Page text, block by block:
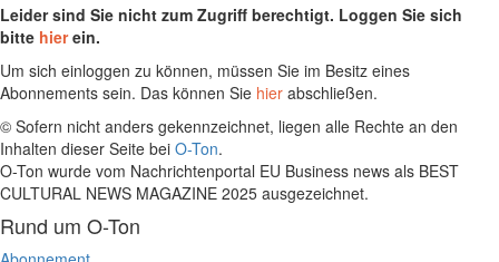
Leider sind Sie nicht zum Zugriff berechtigt. Loggen Sie sich
bitte hierein.
Um sich einloggen zu können, müssen Sie im Besitz eines
Abonnements sein. Das können Sie hier abschließen.
© Sofern nicht anders gekennzeichnet, liegen alle Rechte an den
Inhalten dieser Seite bei O-Ton.
O-Ton wurde vom Nachrichtenportal EU Business news als BEST
CULTURAL NEWS MAGAZINE 2025 ausgezeichnet.
Rund um O-Ton